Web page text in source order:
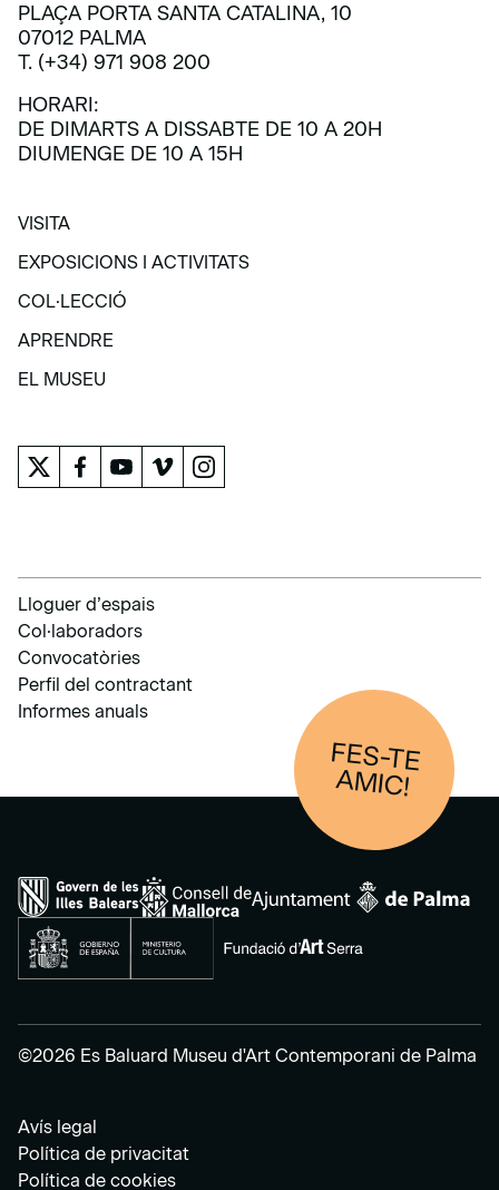
PLAÇA PORTA SANTA CATALINA, 10
07012 PALMA
T. (+34) 971 908 200
HORARI:
DE DIMARTS A DISSABTE DE 10 A 20H
DIUMENGE DE 10 A 15H
VISITA
VISITA
EXPOSICIONS I ACTIVITATS
EXPOSICIONS I ACTIVITATS
COL·LECCIÓ
COL·LECCIÓ
APRENDRE
APRENDRE
EL MUSEU
Lloguer d’espais
Col·laboradors
Convocatòries
Perfil del contractant
Informes anuals
FES-TE
AM
IC!
©2026 Es Baluard Museu d'Art Contemporani de Palma
Avís legal
Política de privacitat
Política de cookies